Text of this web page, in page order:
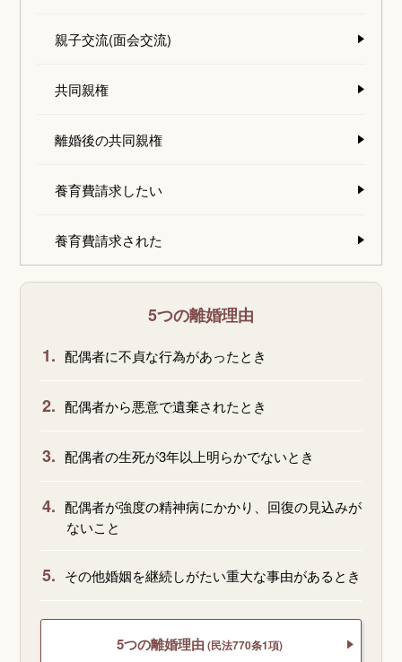
親子交流(面会交流)
共同親権
離婚後の共同親権
養育費請求したい
養育費請求された
5つの離婚理由
1. 配偶者に不貞な行為があったとき
2. 配偶者から悪意で遺棄されたとき
3. 配偶者の生死が3年以上明らかでないとき
4. 配偶者が強度の精神病にかかり、回復の見込みが
ないこと
5. その他婚姻を継続しがたい重大な事由があるとき
5つの離婚理由 (民法770条1項)